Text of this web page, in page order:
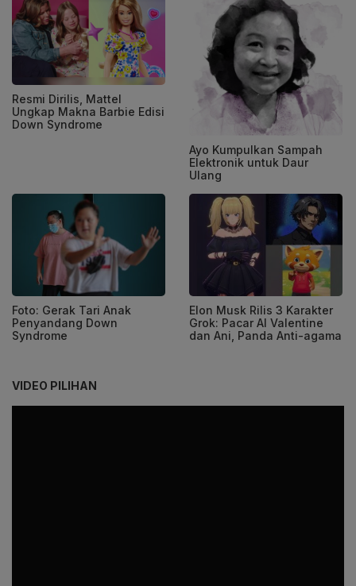
Resmi Dirilis, Mattel
Ungkap Makna Barbie Edisi
Down Syndrome
Ayo Kumpulkan Sampah
Elektronik untuk Daur
Ulang
Foto: Gerak Tari Anak
Penyandang Down
Syndrome
Elon Musk Rilis 3 Karakter
Grok: Pacar AI Valentine
dan Ani, Panda Anti-agama
VIDEO PILIHAN